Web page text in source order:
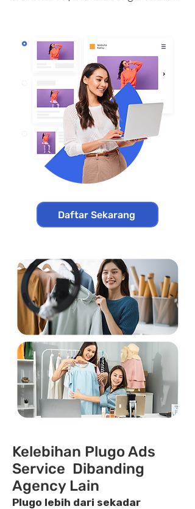
Daftar Sekarang
Kelebihan Plugo Ads
Service Dibanding
Agency Lain
Plugo lebih dari sekadar